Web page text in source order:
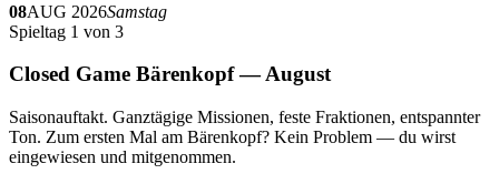
08AUG 2026Samstag
Spieltag 1 von 3
Closed Game Bärenkopf — August
Saisonauftakt. Ganztägige Missionen, feste Fraktionen, entspannter
Ton. Zum ersten Mal am Bärenkopf? Kein Problem — du wirst
eingewiesen und mitgenommen.